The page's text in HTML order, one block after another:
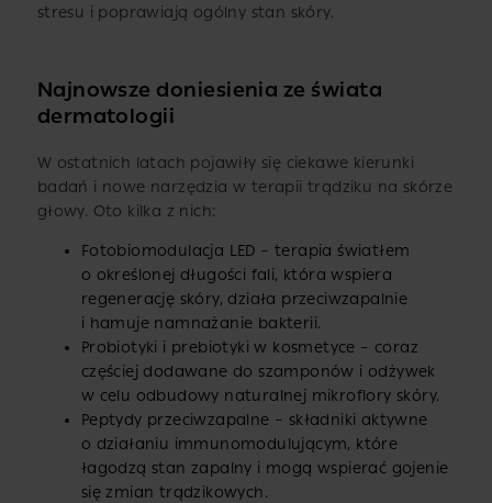
stresu i poprawiają ogólny stan skóry.
Najnowsze doniesienia ze świata
dermatologii
W ostatnich latach pojawiły się ciekawe kierunki
badań i nowe narzędzia w terapii trądziku na skórze
głowy. Oto kilka z nich:
Fotobiomodulacja LED – terapia światłem
o określonej długości fali, która wspiera
regenerację skóry, działa przeciwzapalnie
i hamuje namnażanie bakterii.
Probiotyki i prebiotyki w kosmetyce – coraz
częściej dodawane do szamponów i odżywek
w celu odbudowy naturalnej mikroflory skóry.
Peptydy przeciwzapalne – składniki aktywne
o działaniu immunomodulującym, które
łagodzą stan zapalny i mogą wspierać gojenie
się zmian trądzikowych.